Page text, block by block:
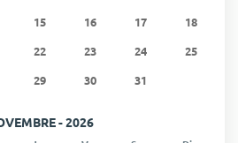
à la propriété
pour deux voitures
€ (N'inclut pas les dépenses)
15 16 17
18
22 23 24
25
29 30 31
- 2026